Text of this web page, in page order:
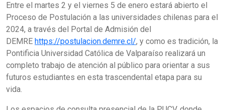
Entre el martes 2 y el viernes 5 de enero estará abierto el
Proceso de Postulación a las universidades chilenas para el
2024, a través del Portal de Admisión del
DEMRE https://postulacion.demre.cl/, y como es tradición, la
Pontificia Universidad Católica de Valparaíso realizará un
completo trabajo de atención al público para orientar a sus
futuros estudiantes en esta trascendental etapa para su
vida.